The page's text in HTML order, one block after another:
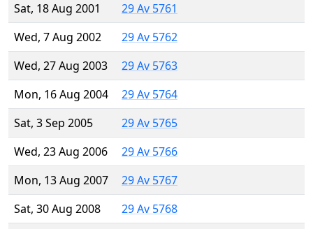
Sat, 18 Aug 2001
29 Av 5761
Wed, 7 Aug 2002
29 Av 5762
Wed, 27 Aug 2003
29 Av 5763
Mon, 16 Aug 2004
29 Av 5764
Sat, 3 Sep 2005
29 Av 5765
Wed, 23 Aug 2006
29 Av 5766
Mon, 13 Aug 2007
29 Av 5767
Sat, 30 Aug 2008
29 Av 5768